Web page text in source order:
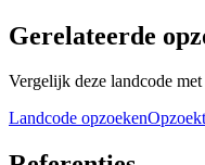
Gerelateerde
Vergelijk deze landcode
Landcode opzoeken